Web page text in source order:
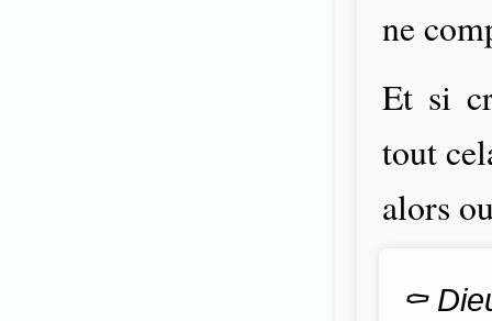
ne
Et si
tout
alors
⚰️